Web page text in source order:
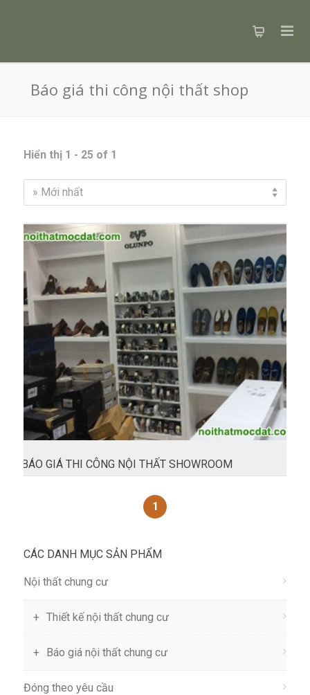
Báo giá thi công nội thất shop
Hiển thị 1 - 25 of 1
» Mới nhất
BÁO GIÁ THI CÔNG NỘI THẤT SHOWROOM
1
CÁC DANH MỤC SẢN PHẨM
Nội thất chung cư
Thiết kế nội thất chung cư
Báo giá nội thất chung cư
Đóng theo yêu cầu